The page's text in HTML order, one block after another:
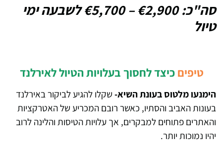
סה"כ: €2,900 – €5,700 לשבעה ימי
טיול
טיפיםכיצד לחסוך בעלויות הטיול לאירלנד
הימנעו מלטוס בעונת השיא-שקלו להגיע לביקור באירלנד
בעונות האביב והסתיו, כאשר רובם המכריע של האטרקציות
והאתרים פתוחים למבקרים, אך עלויות הטיסות והלינה לרוב
יהיו נמוכות יותר.